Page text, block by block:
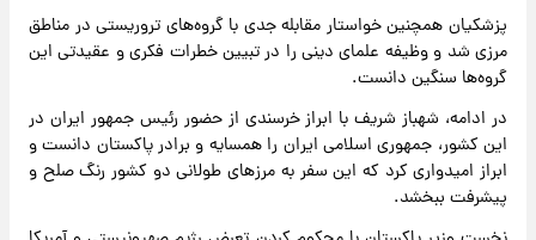
پزشکیان همچنین خواستار مقابله جدی با گروه‌های تروریستی در مناطق
مرزی شد و وظیفه علمای دینی را در تبیین خطرات فکری و عقیدتی این
گروه‌ها سنگین دانست.
در ادامه، شهباز شریف با ابراز خرسندی از حضور رئیس جمهور ایران در
این کشور، جمهوری اسلامی ایران را همسایه و برادر پاکستان دانست و
ابراز امیدواری کرد که این سفر به مرزهای طولانی دو کشور رنگ صلح و
پیشرفت ببخشد.